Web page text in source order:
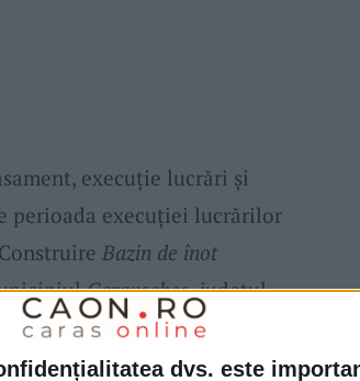
dvs. este
execuție lucrări și
perioada execuției lucrărilor
Bazin de înot
Caransebeș,județul
direct de cei de la